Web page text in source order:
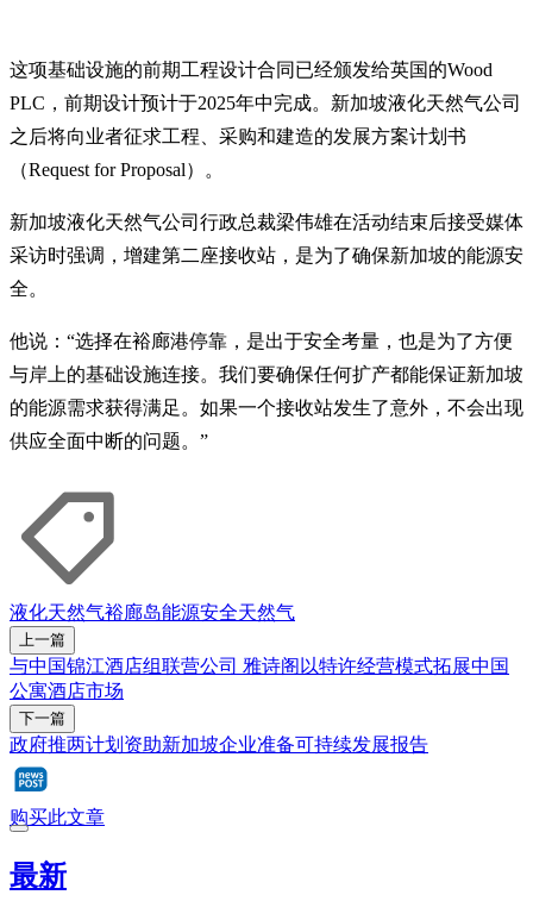
这项基础设施的前期工程设计合同已经颁发给英国的Wood
PLC，前期设计预计于2025年中完成。新加坡液化天然气公司
之后将向业者征求工程、采购和建造的发展方案计划书
（Request for Proposal）。
新加坡液化天然气公司行政总裁梁伟雄在活动结束后接受媒体
采访时强调，增建第二座接收站，是为了确保新加坡的能源安
全。
他说：“选择在裕廊港停靠，是出于安全考量，也是为了方便
与岸上的基础设施连接。我们要确保任何扩产都能保证新加坡
的能源需求获得满足。如果一个接收站发生了意外，不会出现
供应全面中断的问题。”
液化天然气裕廊岛能源安全天然气
上一篇
与中国锦江酒店组联营公司 雅诗阁以特许经营模式拓展中国
公寓酒店市场
下一篇
政府推两计划资助新加坡企业准备可持续发展报告
购买此文章
最新